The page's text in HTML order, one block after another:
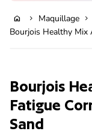
home chevron_right Maquillage chevron_right
Bourjois Healthy Mix
Bourjois
Fatigue
Sand